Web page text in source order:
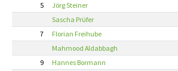
5
Jörg Steiner
Sascha Prüfer
7
Florian Freihube
Mahmood Aldabbagh
9
Hannes Bormann